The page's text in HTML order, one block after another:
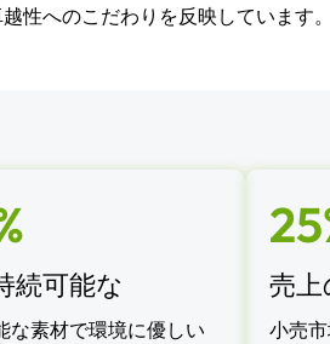
性へのこだわりを反映しています
続可能な
な素材で環境に優しい
売上
小売